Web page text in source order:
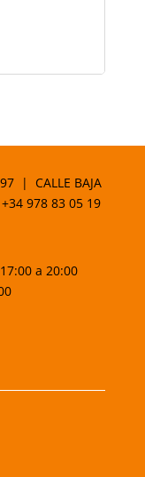
| CALLE BAJA
+34 978 83 05 19
a 20:00